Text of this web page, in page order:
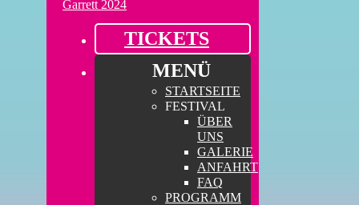
TICKETS
MENÜ
STARTSEITE
FESTIVAL
ÜBER
UNS
GALERIE
ANFAHRT
FAQ
PROGRAMM